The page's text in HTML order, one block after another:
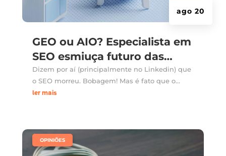
GEO ou AIO? Especialista em
SEO esmiuça futuro das
buscas
ago 20
Dizem por aí (principalmente no Linkedin) que
o SEO morreu. Bobagem! Mas é fato que o...
ler mais
OPINIÕES